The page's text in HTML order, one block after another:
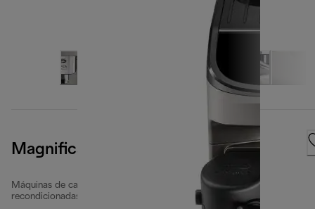
Magnifica Evo
Máquinas de café automáticas totalmente
recondicionadas